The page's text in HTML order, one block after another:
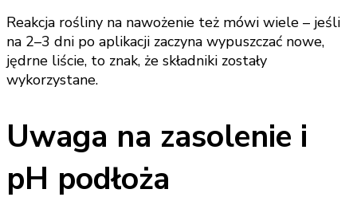
Reakcja rośliny na nawożenie też mówi wiele – jeśli
na 2–3 dni po aplikacji zaczyna wypuszczać nowe,
jędrne liście, to znak, że składniki zostały
wykorzystane.
Uwaga na zasolenie i
pH podłoża